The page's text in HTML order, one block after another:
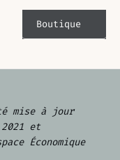
Boutique
mise à jour
et
Économique